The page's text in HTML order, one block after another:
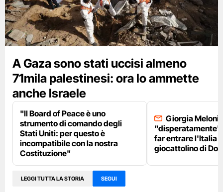
A Gaza sono stati uccisi almeno
71mila palestinesi: ora lo ammette
anche Israele
"Il Board of Peace è uno
strumento di comando degli
Stati Uniti: per questo è
incompatibile con la nostra
Costituzione"
Giorgia Meloni
"disperatamente"
far entrare l'Italia
giocattolino di
LEGGI TUTTA LA STORIA SEGUI